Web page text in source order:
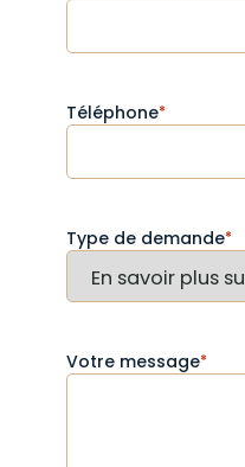
Téléphone*
Type de demande*
Votre message*